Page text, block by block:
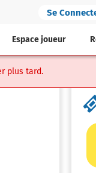
Se
Espace joueur
plus tard.